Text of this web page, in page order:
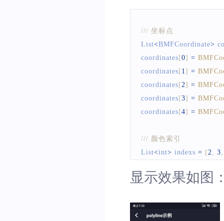
/// 坐标点
List<BMFCoordinate>
coordinates[0] =
coordinates[ 1 ] =
coordinates[ 2] =
coordinates[3] =
coordinates[4] =
/// 颜色索引
List<int> indexs = [ 2 3
/// 颜色集
colors
Colors.blue
colors[1]
显示效果如图